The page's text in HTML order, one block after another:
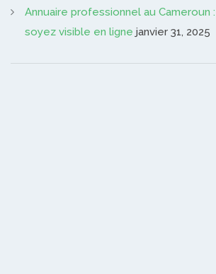
Annuaire professionnel au Cameroun
soyez visible en ligne janvier 31, 2025